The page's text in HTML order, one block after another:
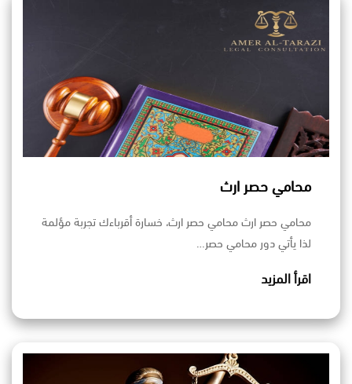
محامي حصر ارث
محامي حصر ارث محامي حصر ارث، خسارة أقرباءك تجربة مؤلمة
لذا يأتي دور محامي حصر…
اقرأ المزيد